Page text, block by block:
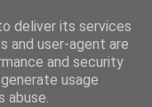
deliver its services
and user-agent are
and security
usage
abuse.